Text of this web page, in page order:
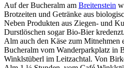
Auf der Bucheralm am Breitenstein
Brotzeiten und Getränke aus
Neben Produkten aus Ziegen- und
Durstlöschen sogar Bio-Bier
Alm auch den Käse zum Mitnehmen
Bucheralm vom Wanderparkplatz in
Winklstüberl im Leitzachtal. Von